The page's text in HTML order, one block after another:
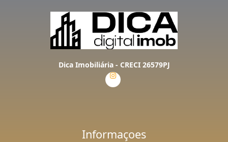
Dica Imobiliária - CRECI 26579PJ
Informaçoes